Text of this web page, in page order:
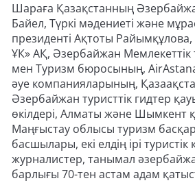
Шараға Қазақстанның
Байел, Түркі мәдениеті және
президенті Ақтоты
ҰК» АҚ, Әзербайжан Мемлекеттік
мен Туризм бюросының,
әуе компанияларының,
Әзербайжан туристтік гидтер
өкілдері, Алматы және Шымкент
Маңғыстау облысы туризм
басшылары, екі елдің ірі
журналистер, танымал
барлығы 70-тен астам адам